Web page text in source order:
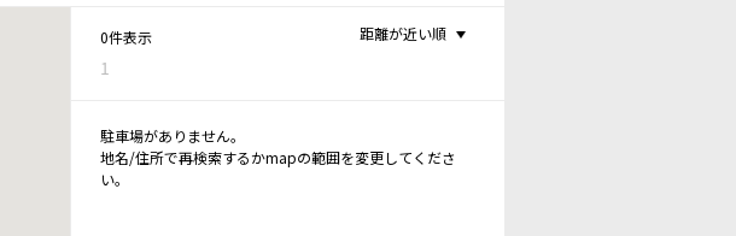
0件表示
1
距離が近い順
駐車場がありません。
地名/住所で再検索するかmapの範囲を変更してくださ
い。